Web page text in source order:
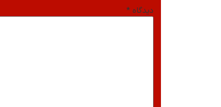
دیدگاه *